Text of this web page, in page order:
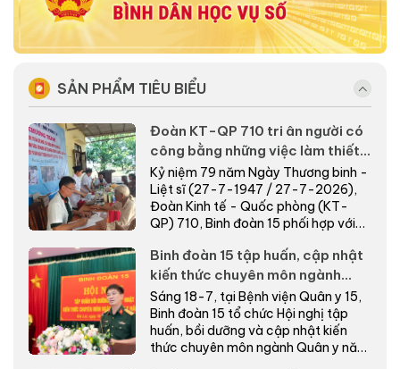
SẢN PHẨM TIÊU BIỂU
Đoàn KT-QP 710 tri ân người có
công bằng những việc làm thiết
thực nơi biên giới
Kỷ niệm 79 năm Ngày Thương binh -
Liệt sĩ (27-7-1947 / 27-7-2026),
Đoàn Kinh tế - Quốc phòng (KT-
QP) 710, Binh đoàn 15 phối hợp với
Binh đoàn 15 tập huấn, cập nhật
kiến thức chuyên môn ngành
Quân y năm 2026
Sáng 18-7, tại Bệnh viện Quân y 15,
Binh đoàn 15 tổ chức Hội nghị tập
huấn, bồi dưỡng và cập nhật kiến
thức chuyên môn ngành Quân y năm